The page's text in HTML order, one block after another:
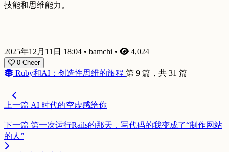
技能和思维能力。
2025年12月11日 18:04 • bamchi • 4,024
0 Cheer
Ruby和AI：创造性思维的旅程 第 9 篇，共 31 篇
上一篇 AI 时代的空虚感给你
下一篇 第一次运行Rails的那天，写代码的我变成了“制作网站
的人”